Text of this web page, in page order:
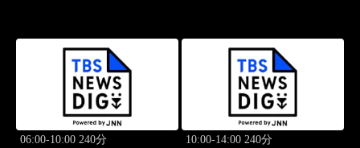
06:00-10:00 240分 10:00-14:00 240分